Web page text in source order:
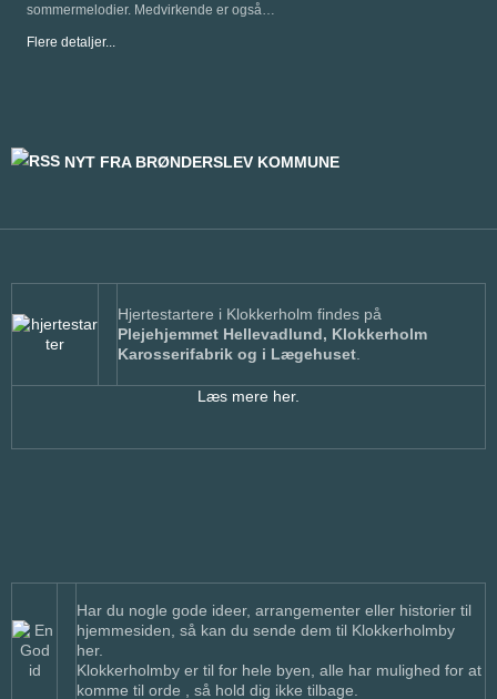
sommermelodier. Medvirkende er også…
Flere detaljer...
NYT FRA BRØNDERSLEV KOMMUNE
Hjertestartere i Klokkerholm findes på
Plejehjemmet Hellevadlund, Klokkerholm
Karosserifabrik og i Lægehuset
Læs mere her.
Har du nogle gode ideer, arrangementer eller historier til
hjemmesiden, så kan du sende dem til Klokkerholmby
her.
Klokkerholmby er til for hele byen, alle har mulighed for at
komme til orde , så hold dig ikke tilbage.